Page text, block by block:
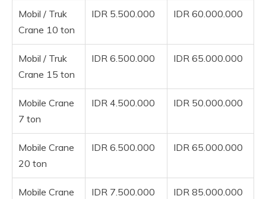
Mobil / Truk
Crane 10 ton
IDR 5.500.000 IDR 60.000.000
Mobil / Truk
Crane 15 ton
IDR 6.500.000 IDR 65.000.000
Mobile Crane
7 ton
IDR 4.500.000 IDR 50.000.000
Mobile Crane
20 ton
IDR 6.500.000 IDR 65.000.000
Mobile Crane
IDR 7.500.000 IDR 85.000.000